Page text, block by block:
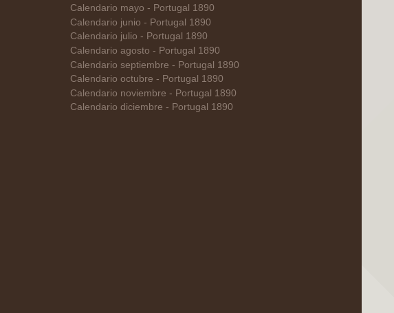
Calendario mayo - Portugal 1890
Calendario junio - Portugal 1890
Calendario julio - Portugal 1890
Calendario agosto - Portugal 1890
Calendario septiembre - Portugal 1890
Calendario octubre - Portugal 1890
Calendario noviembre - Portugal 1890
Calendario diciembre - Portugal 1890